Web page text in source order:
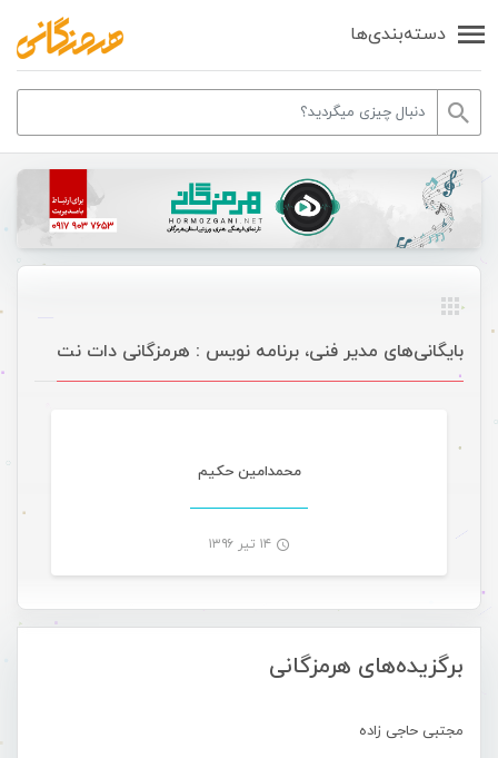
دسته‌بندی‌ها
برگزیده‌های هرمزگانی
مجتبی حاجی زاده
بایگانی‌های مدیر فنی، برنامه نویس : هرمزگانی دات نت
محمدامین حکیم
۱۴ تیر ۱۳۹۶